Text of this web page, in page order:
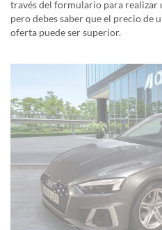
través del formulario para realizar
pero debes saber que el precio de
oferta puede ser superior.